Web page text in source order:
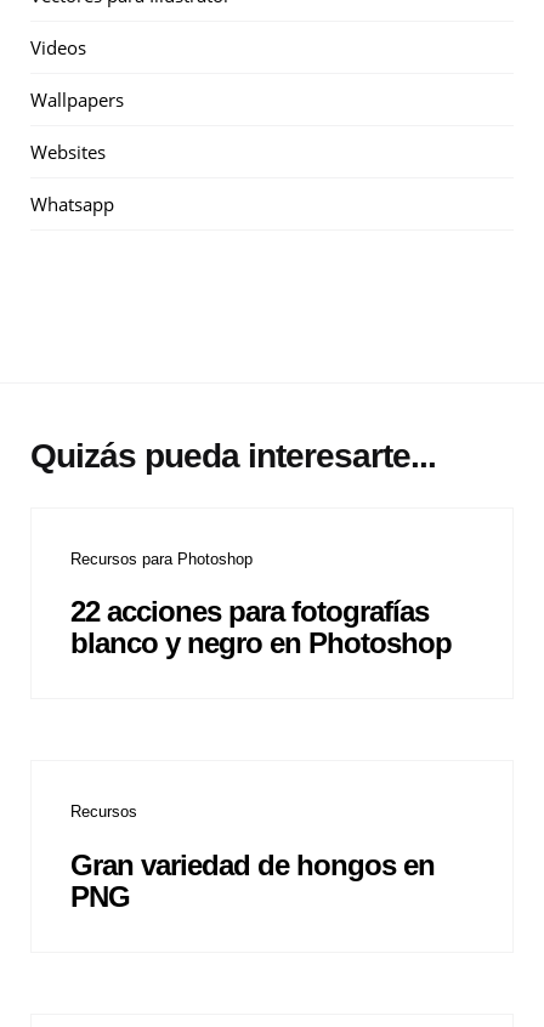
Videos
Wallpapers
Websites
Whatsapp
Quizás pueda interesarte...
Recursos para Photoshop
22 acciones para fotografías
blanco y negro en Photoshop
Recursos
Gran variedad de hongos en
PNG